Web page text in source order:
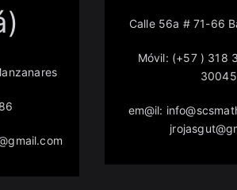
Calle 56a # 71-66
Móvil: (+57 ) 318
em@il: